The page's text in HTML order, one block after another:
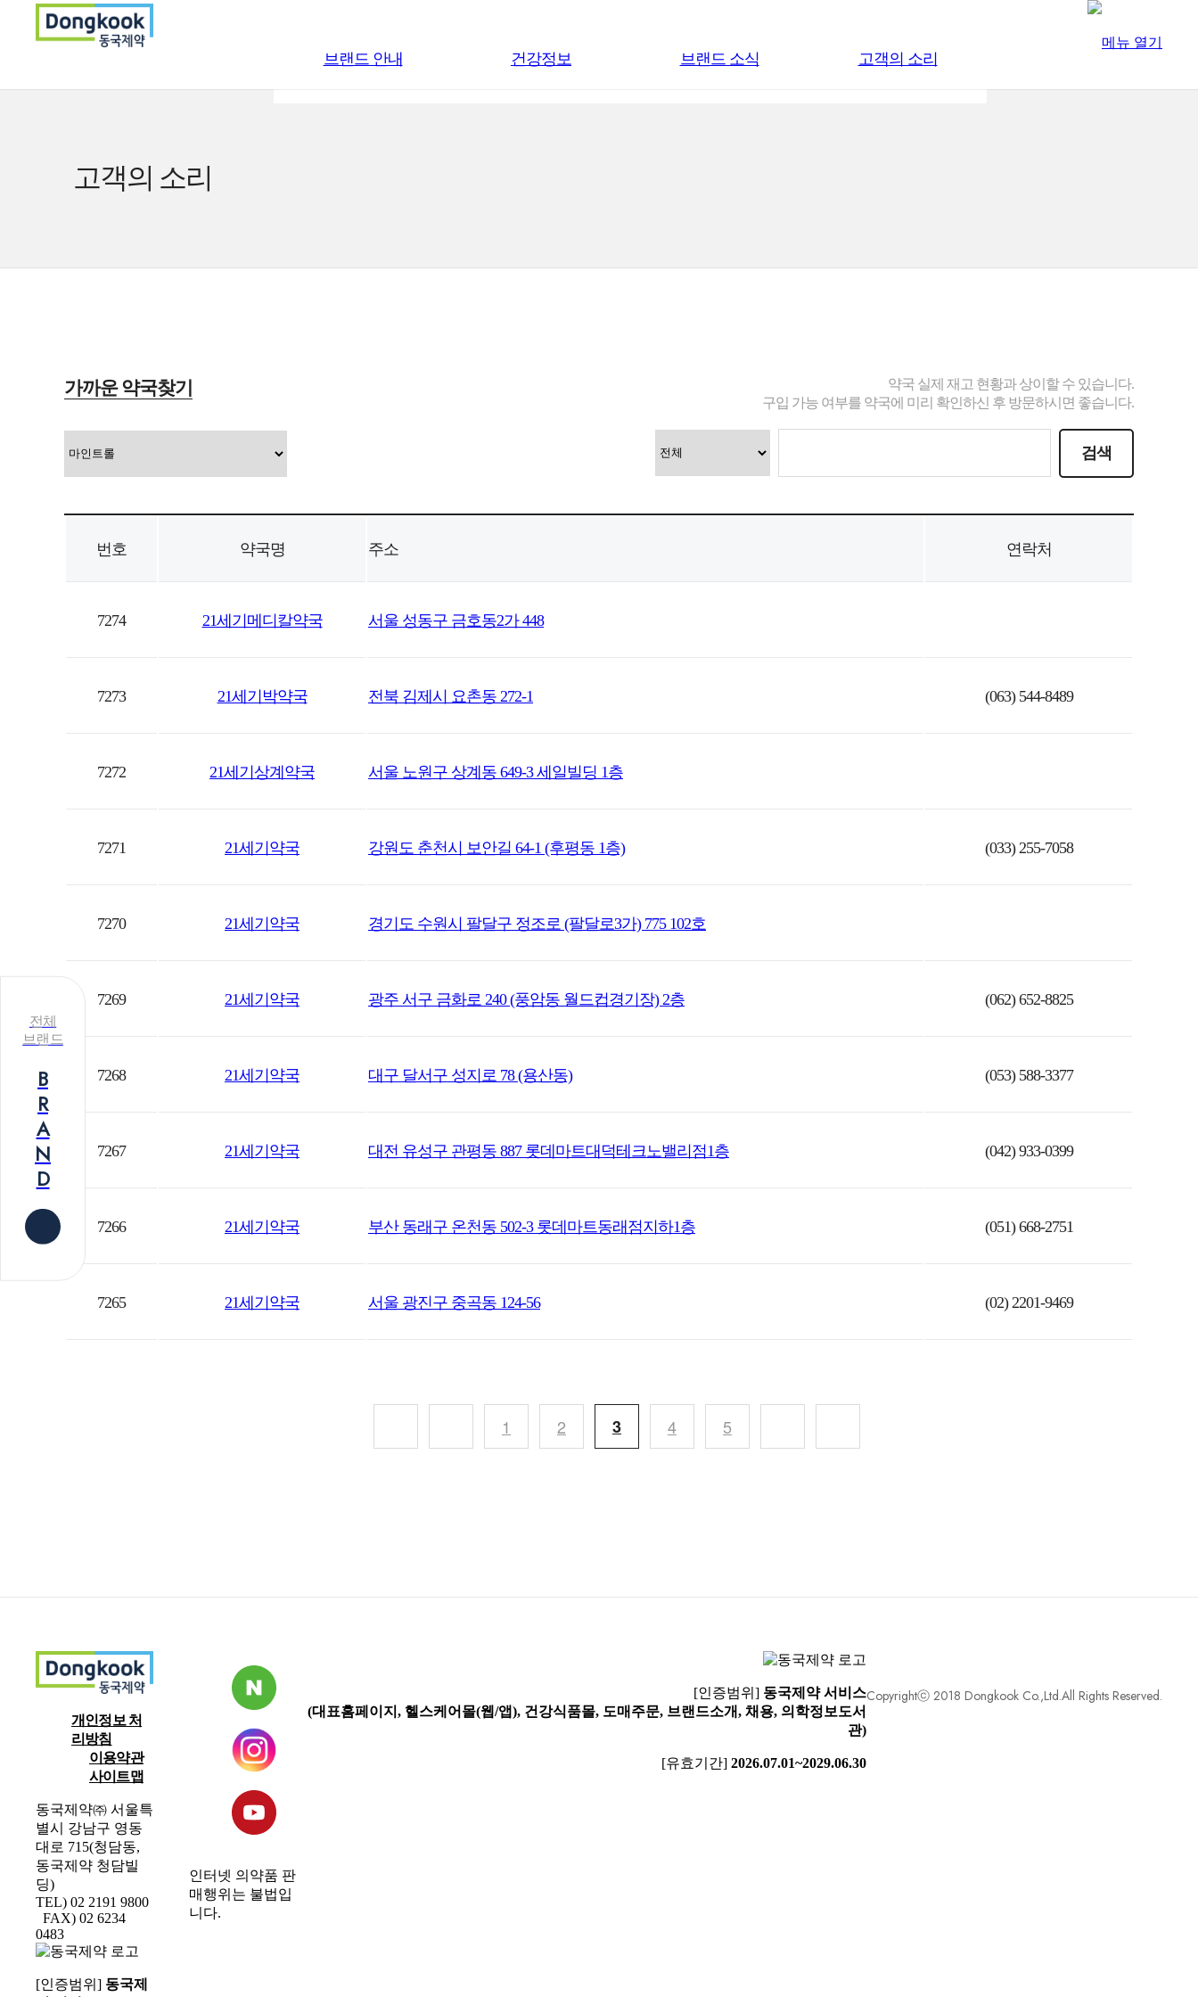
브랜드 안내 건강정보 브랜드 소식 고객의 소리
전체
브랜드
B
R
A
N
D
고객의 소리
가까운 약국찾기
약국 실제 재고 현황과 상이할 수 있습니다.
구입 가능 여부를 약국에 미리 확인하신 후 방문하시면 좋습니다.
번호 약국명 주소 연락처
7274 21세기메디칼약국 서울 성동구 금호동2가 448
7273 21세기박약국 전북 김제시 요촌동 272-1 (063) 544-8489
7272 21세기상계약국 서울 노원구 상계동 649-3 세일빌딩 1층
7271 21세기약국 강원도 춘천시 보안길 64-1 (후평동 1층) (033) 255-7058
7270 21세기약국 경기도 수원시 팔달구 정조로 (팔달로3가) 775 102호
7269 21세기약국 광주 서구 금화로 240 (풍암동 월드컵경기장) 2층 (062) 652-8825
7268 21세기약국 대구 달서구 성지로 78 (용산동) (053) 588-3377
7267 21세기약국 대전 유성구 관평동 887 롯데마트대덕테크노밸리점1층 (042) 933-0399
7266 21세기약국 부산 동래구 온천동 502-3 롯데마트동래점지하1층 (051) 668-2751
7265 21세기약국 서울 광진구 중곡동 124-56 (02) 2201-9469
1 2 3 4 5
개인정보 처
리방침
이용약관
사이트맵
동국제약㈜ 서울특
별시 강남구 영동
대로 715(청담동,
동국제약 청담빌
딩)
TEL) 02 2191 9800
FAX) 02 6234
0483
[인증범위] 동국제
인터넷 의약품 판
매행위는 불법입
니다.
[인증범위] 동국제약 서비스
(대표홈페이지, 헬스케어몰(웹/앱), 건강식품몰, 도매주문, 브랜드소개, 채용, 의학정보도서
관)
[유효기간] 2026.07.01~2029.06.30
Copyrightⓒ 2018 Dongkook Co.,Ltd.All Rights Reserved.